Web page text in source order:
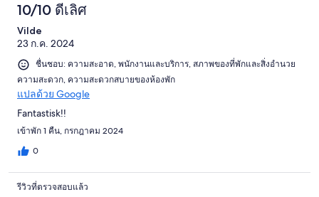
10/10 ดีเลิศ
Vilde
23 ก.ค. 2024
ชื่นชอบ: ความสะอาด, พนักงานและบริการ, สภาพของที่พักและสิ่งอำนวย
ความสะดวก, ความสะดวกสบายของห้องพัก
แปลด้วย Google
Fantastisk!!
เข้าพัก 1 คืน, กรกฎาคม 2024
0
รีวิวที่ตรวจสอบแล้ว